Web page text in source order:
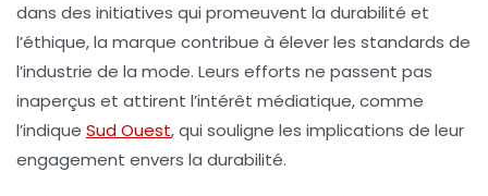
dans des initiatives qui promeuvent la durabilité et
l’éthique, la marque contribue à élever les standards de
l’industrie de la mode. Leurs efforts ne passent pas
inaperçus et attirent l’intérêt médiatique, comme
l’indique Sud Ouest, qui souligne les implications de leur
engagement envers la durabilité.